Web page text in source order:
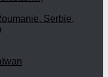
Serbie,